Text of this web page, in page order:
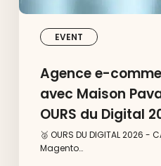
EVENT
Digital
Agence e-
avec Maison
OURS du Digital
🥈 OURS DU DIGITAL 2026 -
Magento…